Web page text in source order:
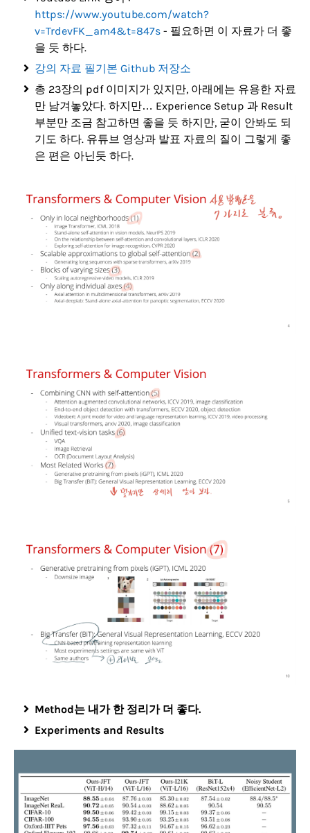
https://www.youtube.com/watch?
v=TrdevFK_am4&t=847s - 필요하면 이 자료가 더 좋
을 듯 하다.
강의 자료 필기본 Github 저장소
총 23장의 pdf 이미지가 있지만, 아래에는 유용한 자료
만 남겨놓았다. 하지만… Experience Setup 과 Result
부분만 조금 참고하면 좋을 듯 하지만, 굳이 안봐도 되
기도 하다. 유튜브 영상과 발표 자료의 질이 그렇게 좋
은 편은 아닌듯 하다.
Method는 내가 한 정리가 더 좋다.
Experiments and Results